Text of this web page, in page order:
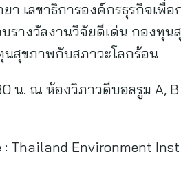
า เลขาธิการองค์กรธุรกิจเ
างวัลงานวิจัยดีเด่น กองทุน
สุขภาพกับสภาวะโลกร้อน
น. ณ ห้องวิภาวดีบอลรูม A, B
Thailand Environment